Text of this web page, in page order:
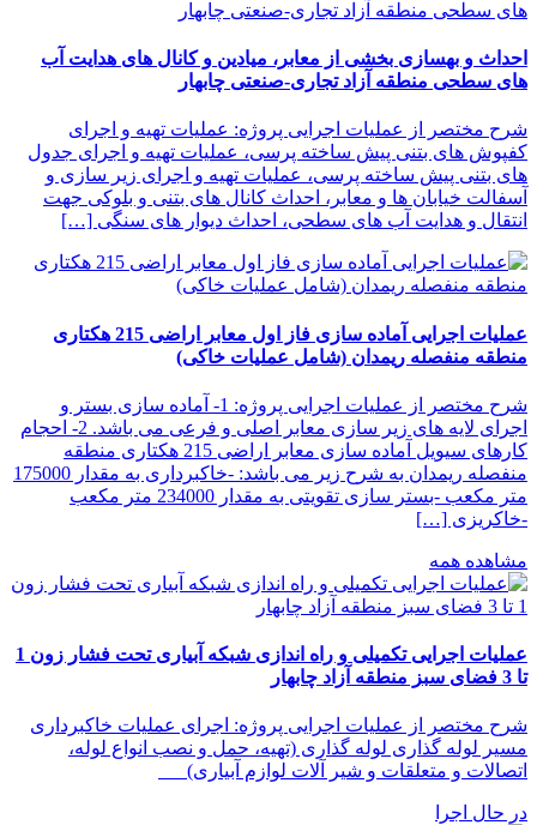
احداث و بهسازی بخشی از معابر، میادین و کانال های هدایت آب
های سطحی منطقه آزاد تجاری-صنعتی چابهار
شرح مختصر از عملیات اجرایی پروژه: عملیات تهیه و اجرای
کفپوش های بتنی پیش ساخته پرسی، عملیات تهیه و اجرای جدول
های بتنی پیش ساخته پرسی، عملیات تهیه و اجرای زیر سازی و
آسفالت خیابان ها و معابر، احداث کانال های بتنی و بلوکی جهت
انتقال و هدایت آب های سطحی، احداث دیوار های سنگی […]
عملیات اجرایی آماده سازی فاز اول معابر اراضی 215 هکتاری
منطقه منفصله ریمدان (شامل عملیات خاکی)
شرح مختصر از عملیات اجرایی پروژه: 1- آماده سازی بستر و
اجرای لایه های زیر سازی معابر اصلی و فرعی می باشد. 2- احجام
کارهای سیویل آماده سازی معابر اراضی 215 هکتاری منطقه
منفصله ریمدان به شرح زیر می باشد: -خاکبرداری به مقدار 175000
متر مکعب -بستر سازی تقویتی به مقدار 234000 متر مکعب
-خاکریزی […]
مشاهده همه
عملیات اجرایی تکمیلی و راه اندازی شبکه آبیاری تحت فشار زون 1
تا 3 فضای سبز منطقه آزاد چابهار
شرح مختصر از عملیات اجرایی پروژه: اجرای عملیات خاکبرداری
مسیر لوله گذاری لوله گذاری (تهیه، حمل و نصب انواع لوله،
اتصالات و متعلقات و شیر آلات لوازم آبیاری)
در حال اجرا